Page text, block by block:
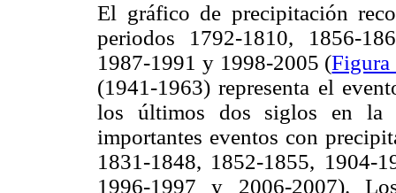
El gráfico de precipitación
periodos 1792-1810, 1856-
1987-1991 y 1998-2005 (Figura
(1941-1963) representa el
los últimos dos siglos en la
importantes eventos con
1831-1848, 1852-1855, 1904-
1996-1997 y 2006-2007).